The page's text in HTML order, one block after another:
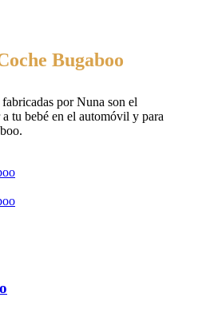
Bugaboo
fabricadas por Nuna son el
tu bebé en el automóvil y para